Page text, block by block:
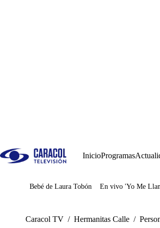
InicioProgramas
Juegos
Bebé de Laura Tobón En vivo 'Yo Me
Caracol TV / Hermanitas Calle /